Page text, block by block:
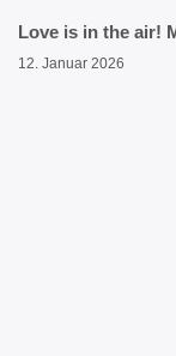
Love is in the air!
12. Januar 2026